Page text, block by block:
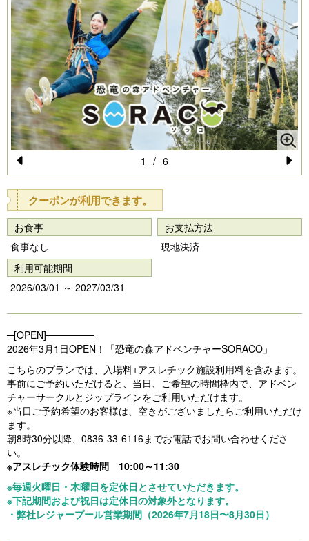
Pr
vi
o
u
s
N
xt
1 / 6
クーポンが利用できます。
お食事
食事なし
お支払方法
現地決済
利用可能期間
2026/03/01 ～ 2027/03/31
─[OPEN]───────
2026年3月1日OPEN！「恐竜の森アドベンチャーSORACO」
こちらのプランでは、入場料+アスレチック施設利用料を含みます。
事前にご予約いただけると、当日、ご希望の時間枠内で、アドベン
チャーサークルとジップラインをご利用いただけます。
※当日ご予約希望のお客様は、空きがございましたらご利用いただけ
ます。
朝8時30分以降、0836-33-6116までお電話でお問い合わせくださ
い。
※アスレチック体験時間 10:00～11:30
※毎週火曜日・木曜日を定休日とさせていただきます。
※下記期間および祝日は定休日の対象外となります。
・弊社レジャープール営業期間（2026年7月18日〜8月30日）